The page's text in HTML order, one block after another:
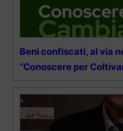
Beni confiscati, al via
“Conoscere per